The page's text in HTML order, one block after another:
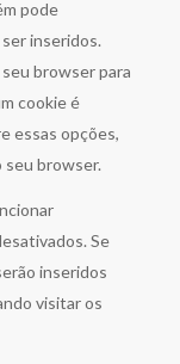
pode
inseridos.
browser para
cookie é
essas opções,
seu browser.
Se
inseridos
visitar os